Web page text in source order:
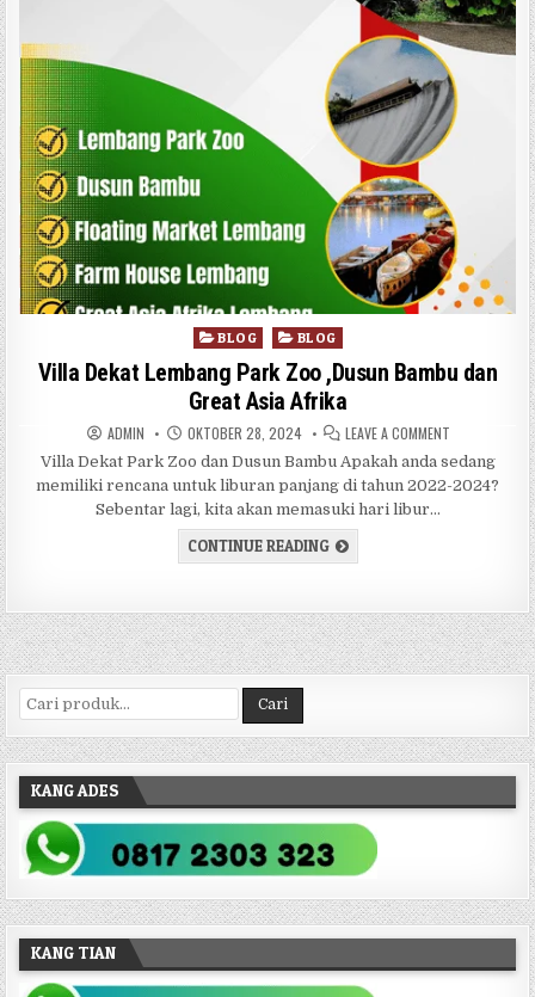
Posted in
BLOG BLOG
Villa Dekat Lembang Park Zoo ,Dusun Bambu dan
Great Asia Afrika
AUTHOR:
ADMIN PUBLISHED DATE:
OKTOBER 28, 2024 LEAVE A COMMENTON VILLA
Villa Dekat Park Zoo dan Dusun Bambu Apakah anda sedang
memiliki rencana untuk liburan panjang di tahun 2022-2024?
Sebentar lagi, kita akan memasuki hari libur…
CONTINUE READINGVILLA DEKAT LEMBANG
Pencarian untuk: Cari
KANG ADES
KANG TIAN